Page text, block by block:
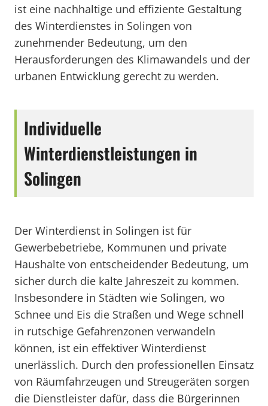
ist eine nachhaltige und effiziente Gestaltung
des Winterdienstes in Solingen von
zunehmender Bedeutung, um den
Herausforderungen des Klimawandels und der
urbanen Entwicklung gerecht zu werden.
Individuelle
Winterdienstleistungen in
Solingen
Der Winterdienst in Solingen ist für
Gewerbebetriebe, Kommunen und private
Haushalte von entscheidender Bedeutung, um
sicher durch die kalte Jahreszeit zu kommen.
Insbesondere in Städten wie Solingen, wo
Schnee und Eis die Straßen und Wege schnell
in rutschige Gefahrenzonen verwandeln
können, ist ein effektiver Winterdienst
unerlässlich. Durch den professionellen Einsatz
von Räumfahrzeugen und Streugeräten sorgen
die Dienstleister dafür, dass die Bürgerinnen